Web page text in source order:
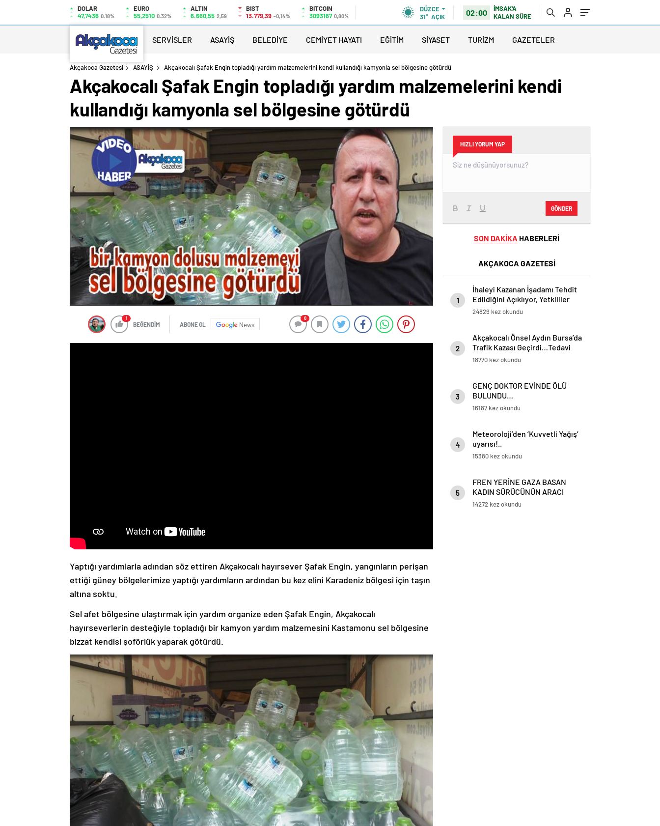
DOLAR
47,7436 0.18%
EURO
55,2510 0.32%
ALTIN
6.660,55 2,59
BIST
13.779,39 -0,14%
BITCOIN
3093167 0,80%
DÜZCE
31° AÇIK 02:00
İMSAK'A
KALAN SÜRE
SERVİSLER ASAYİŞ BELEDİYE CEMİYET HAYATI EĞİTİM SİYASET TURİZM GAZETELER
Akçakoca Gazetesi ASAYİŞ Akçakocalı Şafak Engin topladığı yardım malzemelerini kendi kullandığı kamyonla sel bölgesine götürdü
Akçakocalı Şafak Engin topladığı yardım malzemelerini kendi
kullandığı kamyonla sel bölgesine götürdü
1
BEĞENDİM ABONE OL News
0
Yaptığı yardımlarla adından söz ettiren Akçakocalı hayırsever Şafak Engin, yangınların perişan
ettiği güney bölgelerimize yaptığı yardımların ardından bu kez elini Karadeniz bölgesi için taşın
altına soktu.
Sel afet bölgesine ulaştırmak için yardım organize eden Şafak Engin, Akçakocalı
hayırseverlerin desteğiyle topladığı bir kamyon yardım malzemesini Kastamonu sel bölgesine
bizzat kendisi şoförlük yaparak götürdü.
HIZLI YORUM YAP
GÖNDER
SON DAKİKA HABERLERİ
AKÇAKOCA GAZETESİ
1
İhaleyi Kazanan İşadamı Tehdit
Edildiğini Açıklıyor, Yetkililer
Suskun!
24829 kez okundu
2
Akçakocalı Önsel Aydın Bursa’da
Trafik Kazası Geçirdi…Tedavi
Altına Alınan Gencin Hayati
18770 kez okundu
3
GENÇ DOKTOR EVİNDE ÖLÜ
BULUNDU…
16187 kez okundu
4
Meteoroloji’den ‘Kuvvetli Yağış’
uyarısı!..
15380 kez okundu
5
FREN YERİNE GAZA BASAN
KADIN SÜRÜCÜNÜN ARACI
KORKULUKLARDA ASILI KALDI
14272 kez okundu